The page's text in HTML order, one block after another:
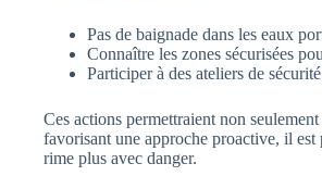
Pas de baignade dans les eaux
Connaître les zones sécurisées
Participer à des ateliers de
Ces actions permettraient non
favorisant une approche proactive, il
rime plus avec danger.